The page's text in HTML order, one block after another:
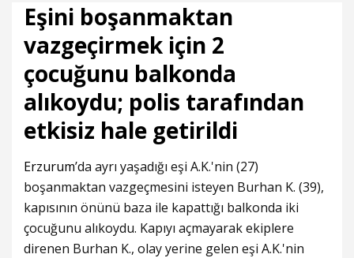
Eşini boşanmaktan
vazgeçirmek için 2
çocuğunu balkonda
alıkoydu; polis tarafından
etkisiz hale getirildi
Erzurum’da ayrı yaşadığı eşi A.K.'nin (27)
boşanmaktan vazgeçmesini isteyen Burhan K. (39),
kapısının önünü baza ile kapattığı balkonda iki
çocuğunu alıkoydu. Kapıyı açmayarak ekiplere
direnen Burhan K., olay yerine gelen eşi A.K.'nin